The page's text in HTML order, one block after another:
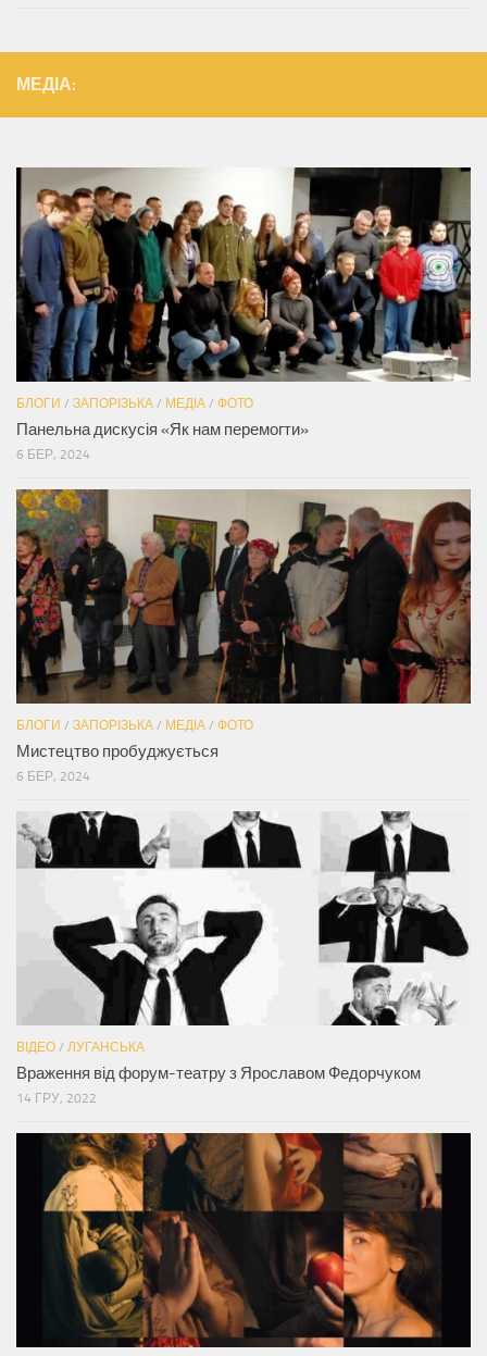
МЕДІА:
БЛОГИ / ЗАПОРІЗЬКА / МЕДІА / ФОТО
Панельна дискусія «Як нам перемогти»
6 БЕР, 2024
БЛОГИ / ЗАПОРІЗЬКА / МЕДІА / ФОТО
Мистецтво пробуджується
6 БЕР, 2024
ВІДЕО / ЛУГАНСЬКА
Враження від форум-театру з Ярославом Федорчуком
14 ГРУ, 2022